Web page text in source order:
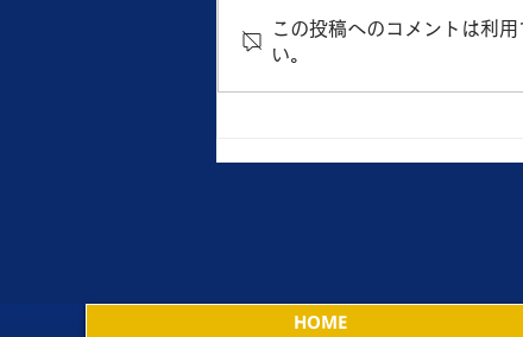
この投稿へのコメントは利
い。
HOME